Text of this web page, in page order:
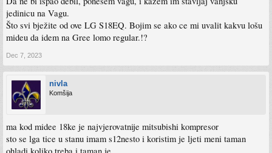
jedinicu na Vagu.
Što svi bježite od ove LG S18EQ. Bojim se ako ce mi uvalit kakvu lošu
mideu da idem na Gree lomo regular.!?
Dec 7, 2023
nivla
Komšija
ma kod midee 18ke je najvjerovatnije mitsubishi kompresor
sto se lga tice u stanu imam s12nesto i koristim je ljeti meni taman
ohladi koliko treba i taman je